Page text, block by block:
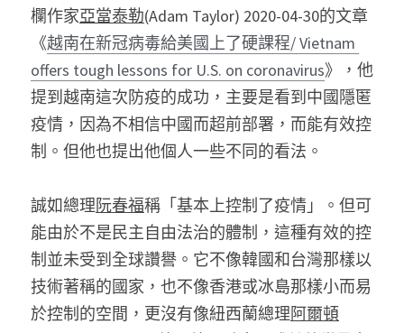
欄作家亞當泰勒(Adam Taylor) 2020-04-30的文章
《越南在新冠病毒給美國上了硬課程/ Vietnam
offers tough lessons for U.S. on coronavirus》，他
提到越南這次防疫的成功，主要是看到中國隱匿
疫情，因為不相信中國而超前部署，而能有效控
制。但他也提出他個人一些不同的看法。
誠如總理阮春福稱「基本上控制了疫情」。但可
能由於不是民主自由法治的體制，這種有效的控
制並未受到全球讚譽。它不像韓國和台灣那樣以
技術著稱的國家，也不像香港或冰島那樣小而易
於控制的空間，更沒有像紐西蘭總理阿爾頓